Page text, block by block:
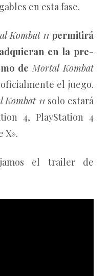
en esta fase.
Kombat 11 permitirá
en la pre-
deMortal Kombat
el juego.
11 solo estará
4, PlayStation 4
X».
el trailer de